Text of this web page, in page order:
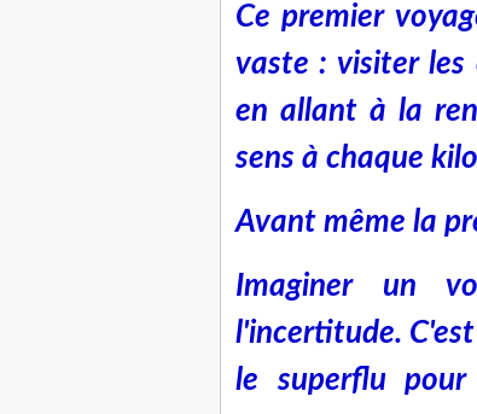
Ce premier
vaste : visiter les
en allant à la
sens à chaque
Avant même la
Imaginer un
l'incertitude.
le superflu pour